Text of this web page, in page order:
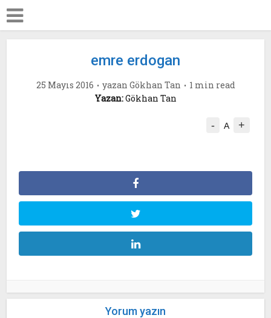
emre erdogan
25 Mayıs 2016 yazan Gökhan Tan
1 min read
Yazan:Gökhan Tan
- A +
Yorum yazın